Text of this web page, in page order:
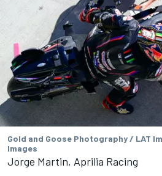
Gold and Goose Photography / LAT
Images
Jorge Martin, Aprilia Racing